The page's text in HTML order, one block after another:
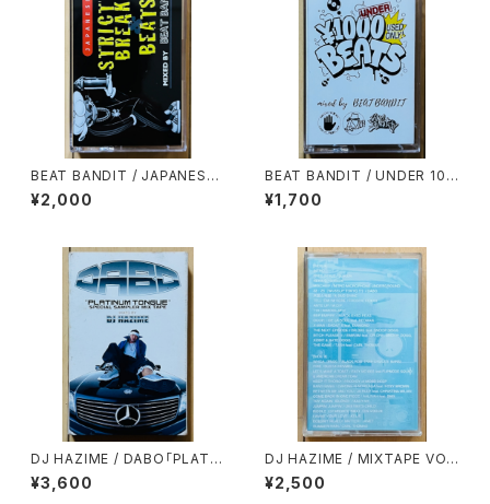
BEAT BANDIT / JAPANESE
STRICTLY BREAKS & BEAT
S
¥2,000
BEAT BANDIT / UNDER 100
0YEN BEATS(60 MINUTES
OF CHEAPNESS)
¥1,700
DJ HAZIME / DABO「PLATIN
UM TONGUE」SPECIAL SA
MPLER MIXTAPE
¥3,600
DJ HAZIME / MIXTAPE VO
L.7
¥2,500